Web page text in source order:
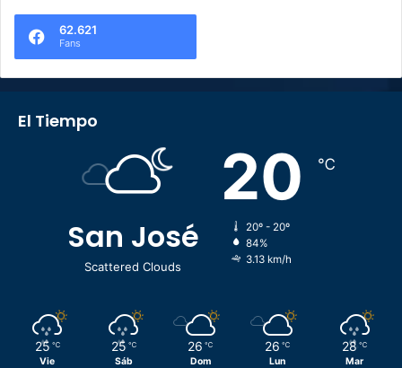
62.621
Fans
El Tiempo
San José
Scattered Clouds
20 ℃
20º - 20º
84%
3.13 km/h
25 ℃
Vie
25 ℃
Sáb
26 ℃
Dom
26 ℃
Lun
28 ℃
Mar